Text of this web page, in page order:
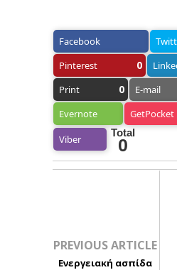
Facebook
Pinterest
0
Print 0 E-mail
Evernote GetPocket
Viber
Total
0
PREVIOUS ARTICLE
Ενεργειακή ασπίδα